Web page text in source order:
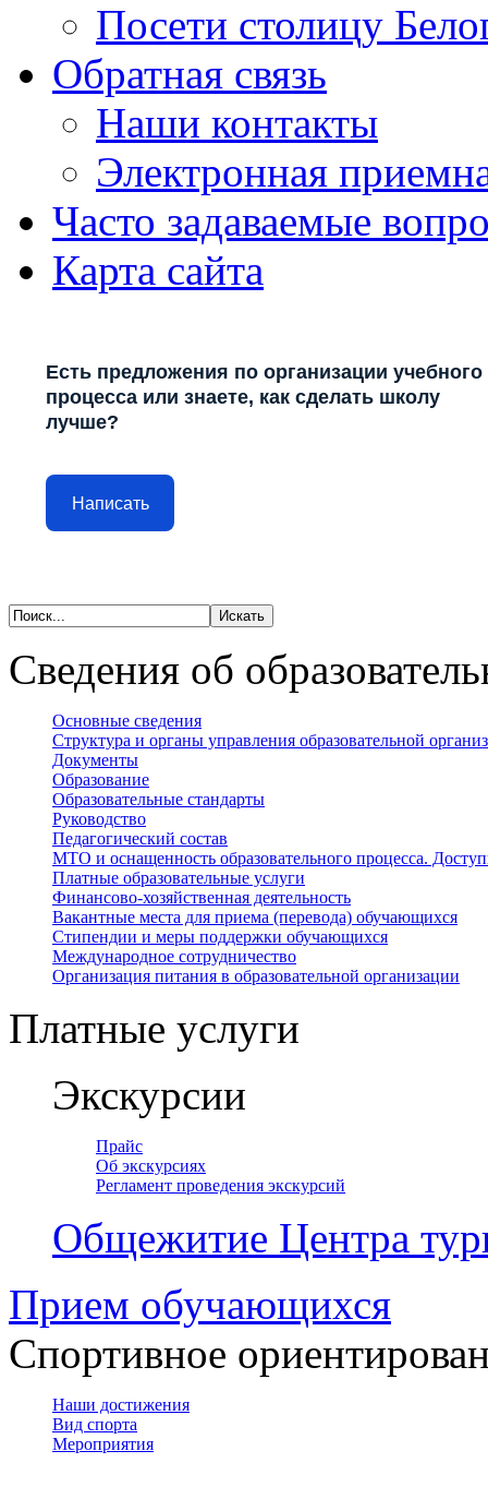
Посети столицу
Обратная связь
Наши контакты
Электронная
Часто задаваемые
Карта сайта
Есть предложения по организации учебного
процесса или знаете, как сделать школу
лучше?
Написать
Сведения об
Основные сведения
Структура и органы управления образовательной
Документы
Образование
Образовательные стандарты
Руководство
Педагогический состав
МТО и оснащенность образовательного процесса.
Платные образовательные услуги
Финансово-хозяйственная деятельность
Вакантные места для приема (перевода) обучающихся
Стипендии и меры поддержки обучающихся
Международное сотрудничество
Организация питания в образовательной организации
Платные услуги
Экскурсии
Прайс
Об экскурсиях
Регламент проведения экскурсий
Общежитие Центра
Прием обучающихся
Спортивное
Наши достижения
Вид спорта
Мероприятия